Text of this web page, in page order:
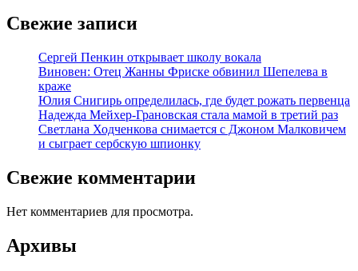
Свежие записи
Сергей Пенкин открывает школу вокала
Виновен: Отец Жанны Фриске обвинил Шепелева в
краже
Юлия Снигирь определилась, где будет рожать первенца
Надежда Мейхер-Грановская стала мамой в третий раз
Светлана Ходченкова снимается с Джоном Малковичем
и сыграет сербскую шпионку
Свежие комментарии
Нет комментариев для просмотра.
Архивы